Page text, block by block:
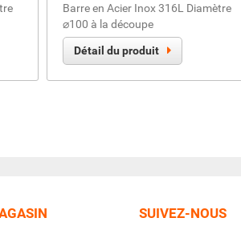
Barre en Acier Inox 316L Diamètre
⌀100 à la découpe
Détail du produit
SUIVEZ-NOUS